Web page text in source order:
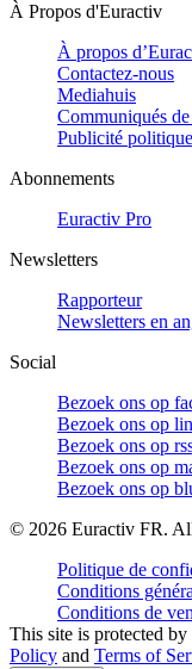
À Propos d'Euractiv
À propos
Contactez-nous
Mediahuis
Communiqués de
Publicité politique
Abonnements
Euractiv Pro
Newsletters
Rapporteur
Newsletters en
Social
Bezoek ons op
Bezoek ons op
Bezoek ons op
Bezoek ons op
Bezoek ons op
© 2026 Euractiv FR.
Politique de
Conditions
Conditions de
This site is protected
Policy and Terms of